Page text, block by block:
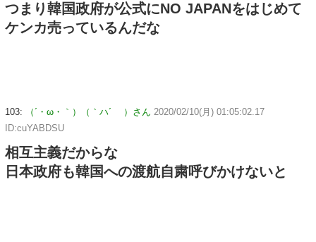
つまり韓国政府が公式にNO JAPANをはじめて
ケンカ売っているんだな
103: （´・ω・｀）（｀ハ´ ）さん 2020/02/10(月) 01:05:02.17
ID:cuYABDSU
相互主義だからな
日本政府も韓国への渡航自粛呼びかけないと